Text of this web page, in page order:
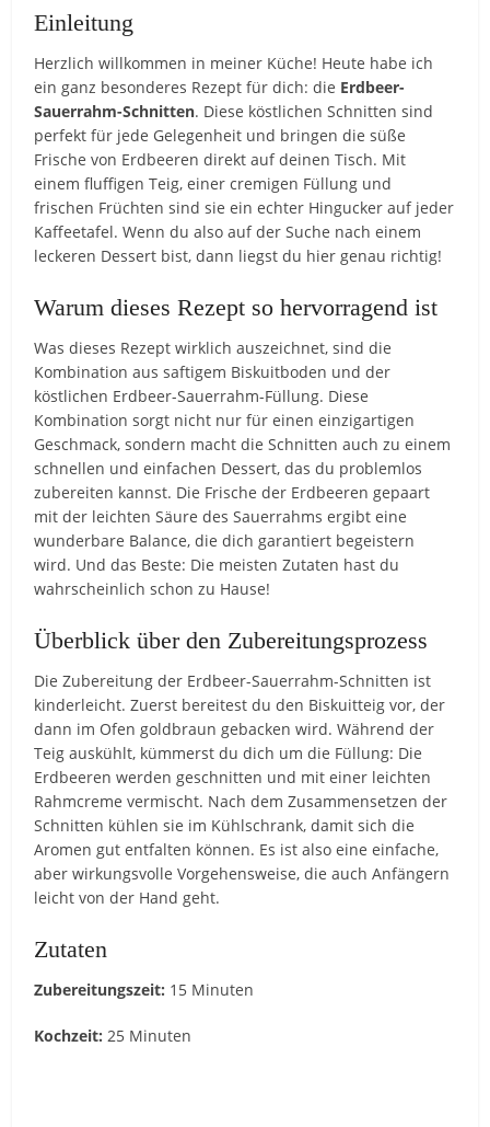
Einleitung
Herzlich willkommen in meiner Küche! Heute habe ich
ein ganz besonderes Rezept für dich: die Erdbeer-
Sauerrahm-Schnitten. Diese köstlichen Schnitten sind
perfekt für jede Gelegenheit und bringen die süße
Frische von Erdbeeren direkt auf deinen Tisch. Mit
einem fluffigen Teig, einer cremigen Füllung und
frischen Früchten sind sie ein echter Hingucker auf jeder
Kaffeetafel. Wenn du also auf der Suche nach einem
leckeren Dessert bist, dann liegst du hier genau richtig!
Warum dieses Rezept so hervorragend ist
Was dieses Rezept wirklich auszeichnet, sind die
Kombination aus saftigem Biskuitboden und der
köstlichen Erdbeer-Sauerrahm-Füllung. Diese
Kombination sorgt nicht nur für einen einzigartigen
Geschmack, sondern macht die Schnitten auch zu einem
schnellen und einfachen Dessert, das du problemlos
zubereiten kannst. Die Frische der Erdbeeren gepaart
mit der leichten Säure des Sauerrahms ergibt eine
wunderbare Balance, die dich garantiert begeistern
wird. Und das Beste: Die meisten Zutaten hast du
wahrscheinlich schon zu Hause!
Überblick über den Zubereitungsprozess
Die Zubereitung der Erdbeer-Sauerrahm-Schnitten ist
kinderleicht. Zuerst bereitest du den Biskuitteig vor, der
dann im Ofen goldbraun gebacken wird. Während der
Teig auskühlt, kümmerst du dich um die Füllung: Die
Erdbeeren werden geschnitten und mit einer leichten
Rahmcreme vermischt. Nach dem Zusammensetzen der
Schnitten kühlen sie im Kühlschrank, damit sich die
Aromen gut entfalten können. Es ist also eine einfache,
aber wirkungsvolle Vorgehensweise, die auch Anfängern
leicht von der Hand geht.
Zutaten
Zubereitungszeit: 15 Minuten
Kochzeit: 25 Minuten